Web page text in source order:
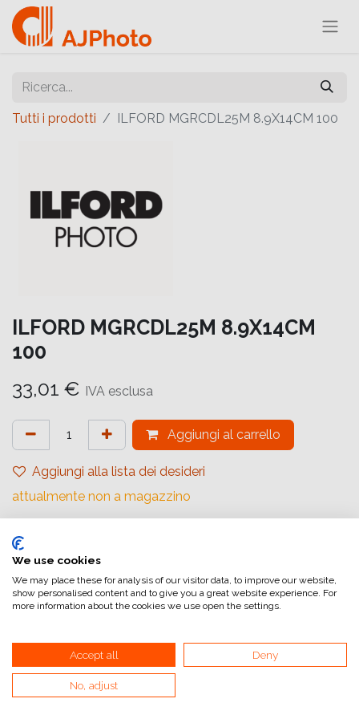
Tutti i prodotti ILFORD MGRCDL25M 8.9X14CM 100
ILFORD MGRCDL25M 8.9X14CM
100
33,01 € IVA esclusa
Aggiungi al carrello
Aggiungi alla lista dei desideri
attualmente non a magazzino
Tipologia:Rivestimento in Resina
Gradiente:Carta a Contrasto Variabile
Quantità (Fogli):100
Superficie:Satinata
Superficie Tonale:
We use cookies
We may place these for analysis of our visitor data, to improve our website,
show personalised content and to give you a great website experience. For
more information about the cookies we use open the settings.
Accept all Deny
No, adjust